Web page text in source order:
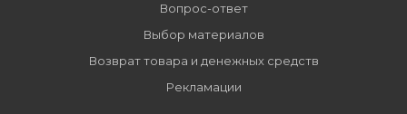
Вопрос-ответ
Выбор материалов
Возврат товара и денежных средств
Рекламации